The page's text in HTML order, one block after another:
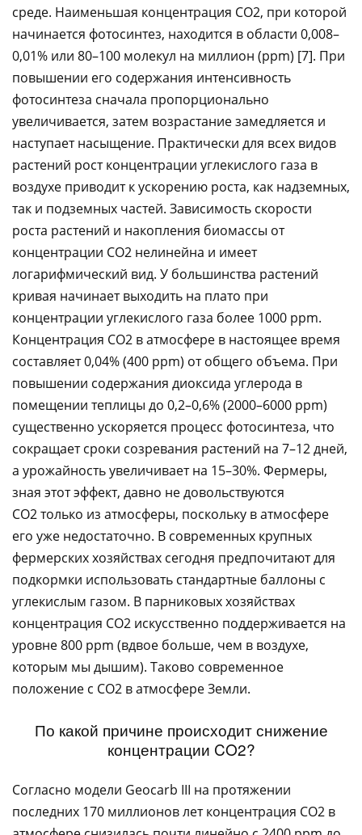
среде. Наименьшая концентрация СО2, при которой
начинается фотосинтез, находится в области 0,008–
0,01% или 80–100 молекул на миллион (рpm) [7]. При
повышении его содержания интенсивность
фотосинтеза сначала пропорционально
увеличивается, затем возрастание замедляется и
наступает насыщение. Практически для всех видов
растений рост концентрации углекислого газа в
воздухе приводит к ускорению роста, как надземных,
так и подземных частей. Зависимость скорости
роста растений и накопления биомассы от
концентрации CO2 нелинейна и имеет
логарифмический вид. У большинства растений
кривая начинает выходить на плато при
концентрации углекислого газа более 1000 ppm.
Концентрация CO2 в атмосфере в настоящее время
составляет 0,04% (400 ppm) от общего объема. При
повышении содержания диоксида углерода в
помещении теплицы до 0,2–0,6% (2000–6000 ppm)
существенно ускоряется процесс фотосинтеза, что
сокращает сроки созревания растений на 7–12 дней,
а урожайность увеличивает на 15–30%. Фермеры,
зная этот эффект, давно не довольствуются
CO2 только из атмосферы, поскольку в атмосфере
его уже недостаточно. В современных крупных
фермерских хозяйствах сегодня предпочитают для
подкормки использовать стандартные баллоны с
углекислым газом. В парниковых хозяйствах
концентрация CO2 искусственно поддерживается на
уровне 800 ppm (вдвое больше, чем в воздухе,
которым мы дышим). Таково современное
положение с CO2 в атмосфере Земли.
По какой причине происходит снижение
концентрации CO2?
Согласно модели Geocarb III на протяжении
последних 170 миллионов лет концентрация CO2 в